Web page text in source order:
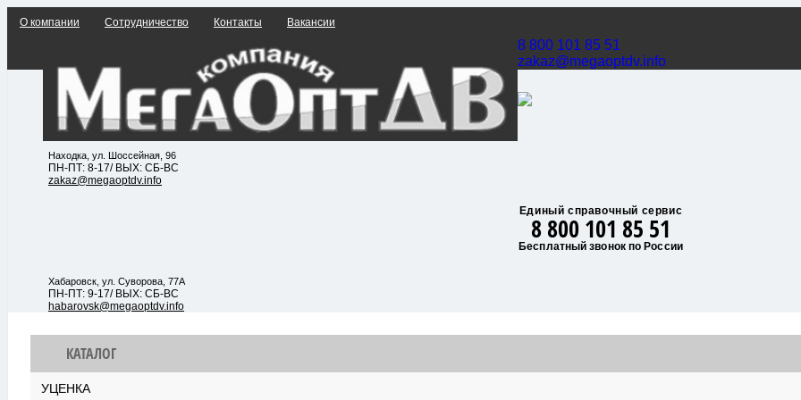
О компании Сотрудничество Контакты Вакансии
8 800 101 85 51
zakaz@megaoptdv.info
Находка, ул. Шоссейная, 96
ПН-ПТ: 8-17/ ВЫХ: СБ-ВС
zakaz@megaoptdv.info
Единый справочный сервис
8 800 101 85 51
Бесплатный звонок по России
Хабаровск, ул. Суворова, 77А
ПН-ПТ: 9-17/ ВЫХ: СБ-ВС
habarovsk@megaoptdv.info
КАТАЛОГ
УЦЕНКА